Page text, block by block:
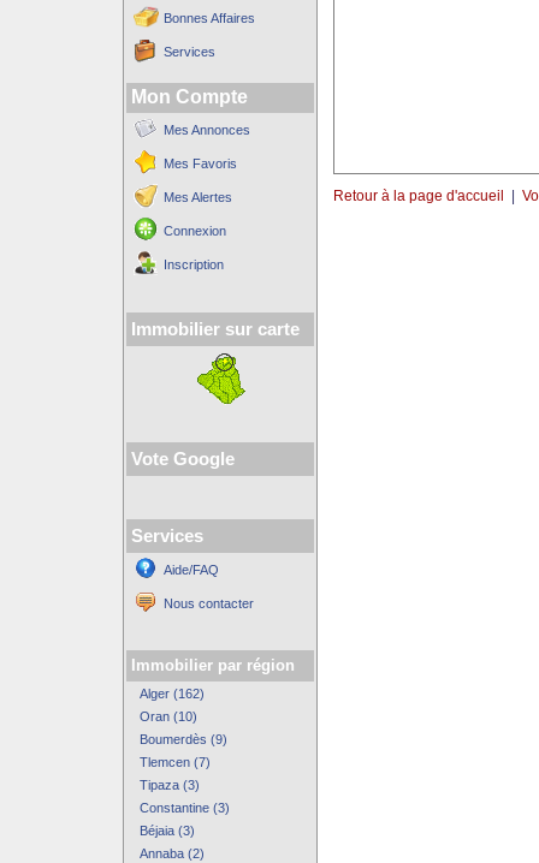
Bonnes Affaires
Services
Mon Compte
Mes Annonces
Mes Favoris
Mes Alertes
Connexion
Inscription
Immobilier sur carte
Vote Google
Services
Aide/FAQ
Nous contacter
Immobilier par région
Alger (162)
Oran (10)
Boumerdès (9)
Tlemcen (7)
Tipaza (3)
Constantine (3)
Béjaia (3)
Annaba (2)
Retour à la page d'accueil